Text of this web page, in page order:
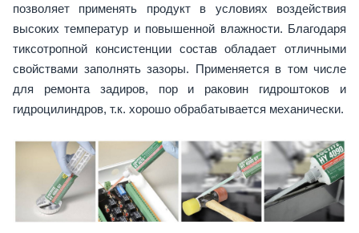
позволяет применять продукт в условиях воздействия
высоких температур и повышенной влажности. Благодаря
тиксотропной консистенции состав обладает отличными
свойствами заполнять зазоры. Применяется в том числе
для ремонта задиров, пор и раковин гидроштоков и
гидроцилиндров, т.к. хорошо обрабатывается механически.